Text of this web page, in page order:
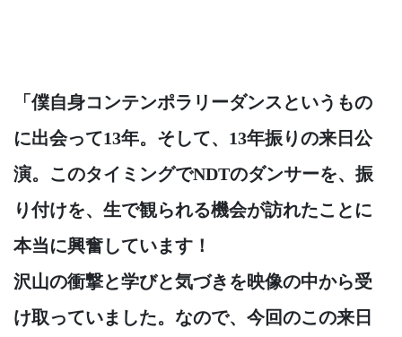
「僕自身コンテンポラリーダンスというもの
に出会って13年。そして、13年振りの来日公
演。このタイミングでNDTのダンサーを、振
り付けを、生で観られる機会が訪れたことに
本当に興奮しています！
沢山の衝撃と学びと気づきを映像の中から受
け取っていました。なので、今回のこの来日